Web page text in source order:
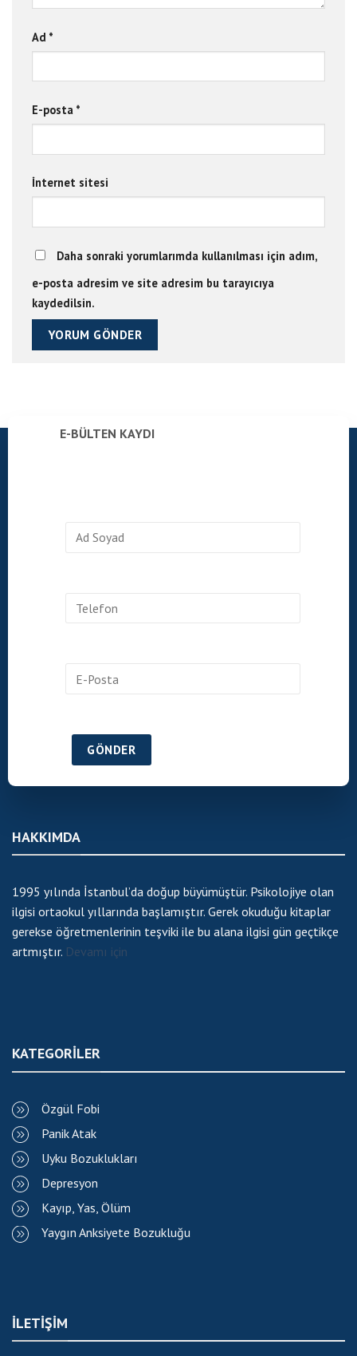
Ad *
E-posta *
İnternet sitesi
Daha sonraki yorumlarımda kullanılması için adım,
e-posta adresim ve site adresim bu tarayıcıya
kaydedilsin.
E-BÜLTEN KAYDI
HAKKIMDA
1995 yılında İstanbul’da doğup büyümüştür. Psikolojiye olan
ilgisi ortaokul yıllarında başlamıştır. Gerek okuduğu kitaplar
gerekse öğretmenlerinin teşviki ile bu alana ilgisi gün geçtikçe
artmıştır. Devamı için
KATEGORİLER
Özgül Fobi
Panik Atak
Uyku Bozuklukları
Depresyon
Kayıp, Yas, Ölüm
Yaygın Anksiyete Bozukluğu
ILETIŞIM